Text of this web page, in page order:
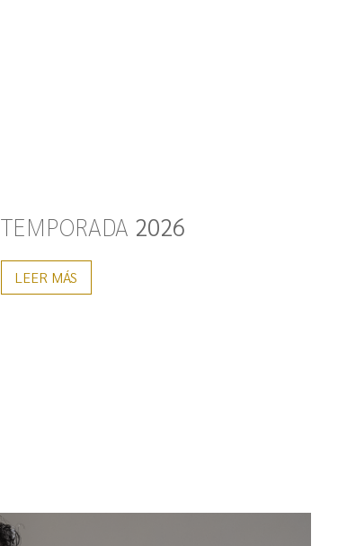
TEMPORADA 2026
LEER MÁS